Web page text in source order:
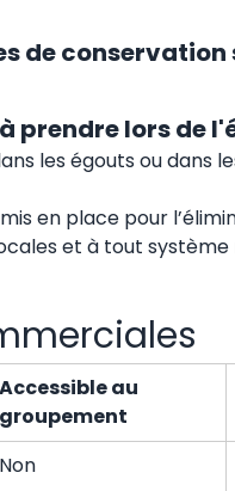
de conservation
prendre lors de
les égouts ou dans
en place pour
et à tout
Accessible au
groupement
Non